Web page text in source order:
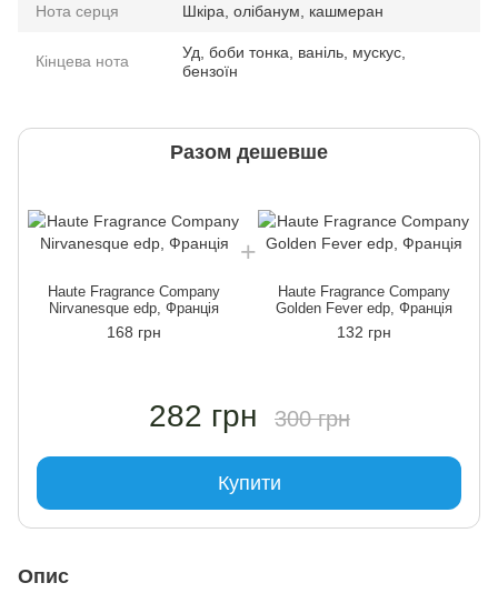
Нота серця Шкіра, олібанум, кашмеран
Кінцева нота
Уд, боби тонка, ваніль, мускус,
бензоїн
Разом дешевше
Haute Fragrance Company
Nirvanesque edp, Франція
168 грн
Haute Fragrance Company
Golden Fever edp, Франція
132 грн
282 грн 300 грн
Купити
Опис